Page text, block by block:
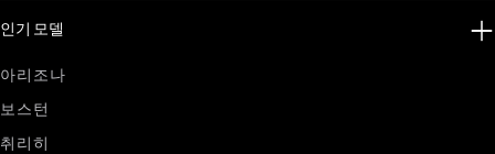
인기 모델
아리조나
보스턴
취리히